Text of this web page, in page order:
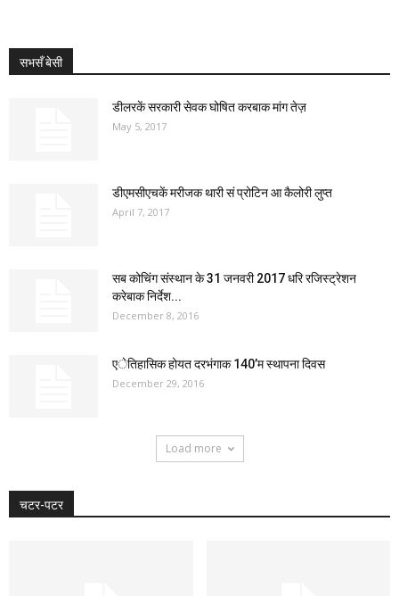
सभसँ बेसी
डीलरकें सरकारी सेवक घोषित करबाक मांग तेज़
May 5, 2017
डीएमसीएचकें मरीजक थारी सं प्रोटिन आ कैलोरी लुप्त
April 7, 2017
सब कोचिंग संस्थान के 31 जनवरी 2017 धरि रजिस्ट्रेशन
करेबाक निर्देश...
December 8, 2016
एेतिहासिक होयत दरभंगाक 140’म स्थापना दिवस
December 29, 2016
Load more
चटर-पटर